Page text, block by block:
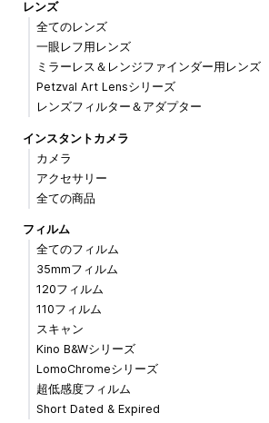
レンズ
全てのレンズ
一眼レフ用レンズ
ミラーレス＆レンジファインダー用レンズ
Petzval Art Lensシリーズ
レンズフィルター＆アダプター
インスタントカメラ
カメラ
アクセサリー
全ての商品
フィルム
全てのフィルム
35mmフィルム
120フィルム
110フィルム
スキャン
Kino B&Wシリーズ
LomoChromeシリーズ
超低感度フィルム
Short Dated & Expired